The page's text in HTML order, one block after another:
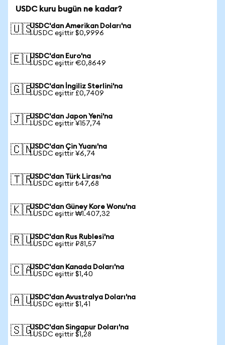
USDC kuru bugün ne kadar?
🇺🇸USDC'dan Amerikan Doları'na
1 USDC eşittir $0,9996
🇪🇺USDC'dan Euro'na
1 USDC eşittir €0,8649
🇬🇧USDC'dan İngiliz Sterlini'na
1 USDC eşittir £0,7409
🇯🇵USDC'dan Japon Yeni'na
1 USDC eşittir ¥157,74
🇨🇳USDC'dan Çin Yuanı'na
1 USDC eşittir ¥6,74
🇹🇷USDC'dan Türk Lirası'na
1 USDC eşittir ₺47,68
🇰🇷USDC'dan Güney Kore Wonu'na
1 USDC eşittir ₩1.407,32
🇷🇺USDC'dan Rus Rublesi'na
1 USDC eşittir ₽81,57
🇨🇦USDC'dan Kanada Doları'na
1 USDC eşittir $1,40
🇦🇺USDC'dan Avustralya Doları'na
1 USDC eşittir $1,41
🇸🇬USDC'dan Singapur Doları'na
1 USDC eşittir $1,28